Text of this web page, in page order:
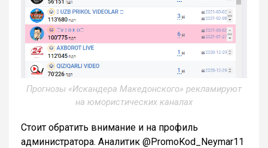
Прогнозы «Искандера Македонского» рекламируют
на юмористических каналах
Стоит обратить внимание и на профиль
администратора. Аналитик @PromoKod_Neymar11